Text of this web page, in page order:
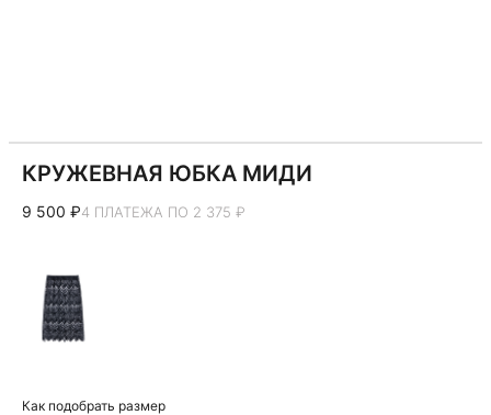
КРУЖЕВНАЯ ЮБКА МИДИ
9 500 ₽4 ПЛАТЕЖА ПО 2 375 ₽
Как подобрать размер